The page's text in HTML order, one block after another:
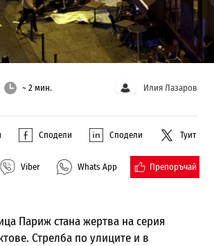
~ 2 мин. Илия Лазаров
Сподели Сподели Туит
Viber Whats App Препоръчай
Париж стана жертва на серия
Стрелба по улиците и в